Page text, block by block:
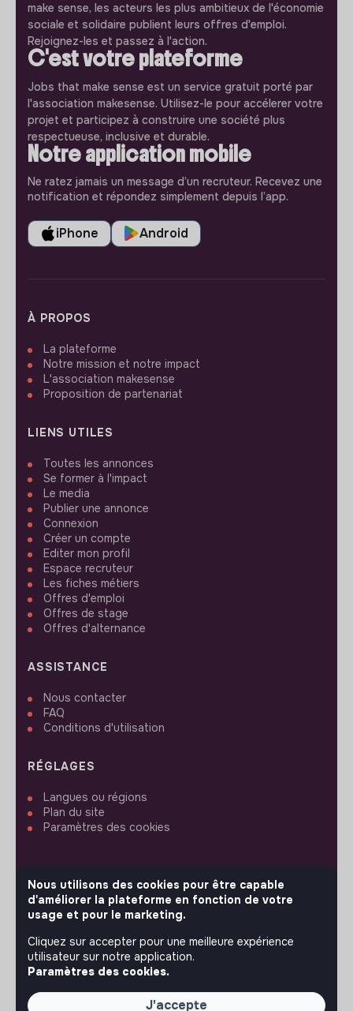
make sense, les acteurs les plus ambitieux de l'économie
sociale et solidaire publient leurs offres d'emploi.
Rejoignez-les et passez à l'action.
C'est votre plateforme
Jobs that make sense est un service gratuit porté par
l'association makesense. Utilisez-le pour accélerer votre
projet et participez à construire une société plus
respectueuse, inclusive et durable.
Notre application mobile
Ne ratez jamais un message d’un recruteur. Recevez une
notification et répondez simplement depuis l’app.
iPhone Android
À PROPOS
La plateforme
Notre mission et notre impact
L'association makesense
Proposition de partenariat
LIENS UTILES
Toutes les annonces
Se former à l'impact
Le media
Publier une annonce
Connexion
Créer un compte
Editer mon profil
Espace recruteur
Les fiches métiers
Offres d'emploi
Offres de stage
Offres d'alternance
ASSISTANCE
Nous contacter
FAQ
Conditions d'utilisation
RÉGLAGES
Langues ou régions
Plan du site
Paramètres des cookies
SUIVEZ-NOUS
© 2026 jobs that makesense.
Nous utilisons des cookies pour être capable
d'améliorer la plateforme en fonction de votre
usage et pour le marketing.
Cliquez sur accepter pour une meilleure expérience
utilisateur sur notre application.
Paramètres des cookies.
J'accepte